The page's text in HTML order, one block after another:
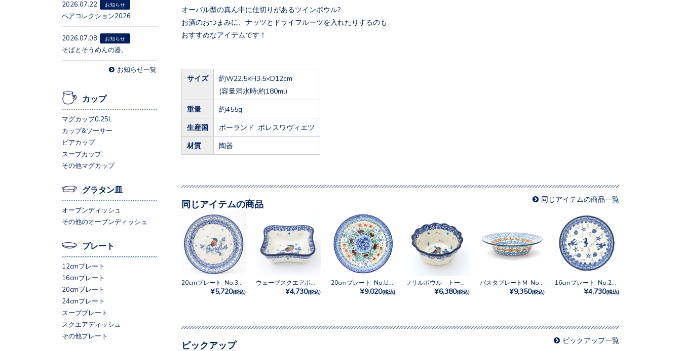
オーバル型の真ん中に仕切りがあるツインボウル?
お酒のおつまみに、ナッツとドライフルーツを入れたりするのも
おすすめなアイテムです！
サイズ
約W22.5×H3.5×D12cm
(容量満水時:約180ml)
重量 約455g
生産国 ポーランド ボレスワヴィエツ
材質 陶器
同じアイテムの商品 同じアイテムの商品一覧
¥5,720(税込) ¥4,730(税込) ¥9,020(税込) ¥6,380(税込) ¥9,350(税込) ¥4,730(税込)
ピックアップ ピックアップ一覧
2026.07.22 お知らせ
ペアコレクション2026
2026.07.08 お知らせ
そばとそうめんの器。
お知らせ一覧
カップ
マグカップ0.25L
カップ&ソーサー
ビアカップ
スープカップ
その他マグカップ
グラタン皿
オーブンディッシュ
その他のオーブンディッシュ
プレート
12cmプレート
16cmプレート
20cmプレート
24cmプレート
スーププレート
スクエアディッシュ
その他プレート